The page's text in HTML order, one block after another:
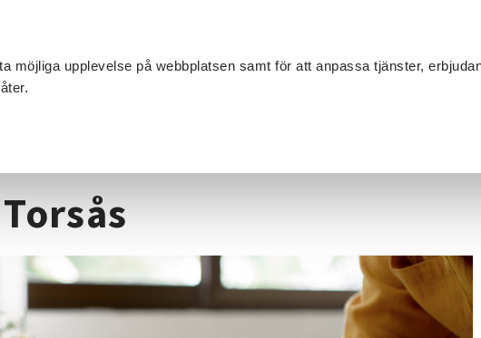
möjliga upplevelse på webbplatsen samt för att anpassa tjänster,
OCH EVENEMANG